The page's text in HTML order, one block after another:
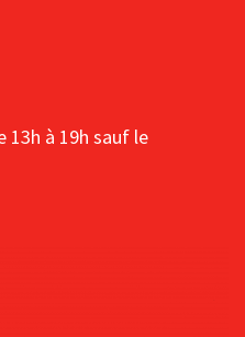
13h à 19h sauf le